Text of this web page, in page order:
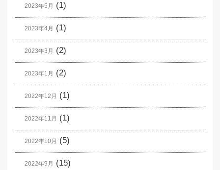
2023年5月 (1)
2023年4月 (1)
2023年3月 (2)
2023年1月 (2)
2022年12月 (1)
2022年11月 (1)
2022年10月 (5)
2022年9月 (15)